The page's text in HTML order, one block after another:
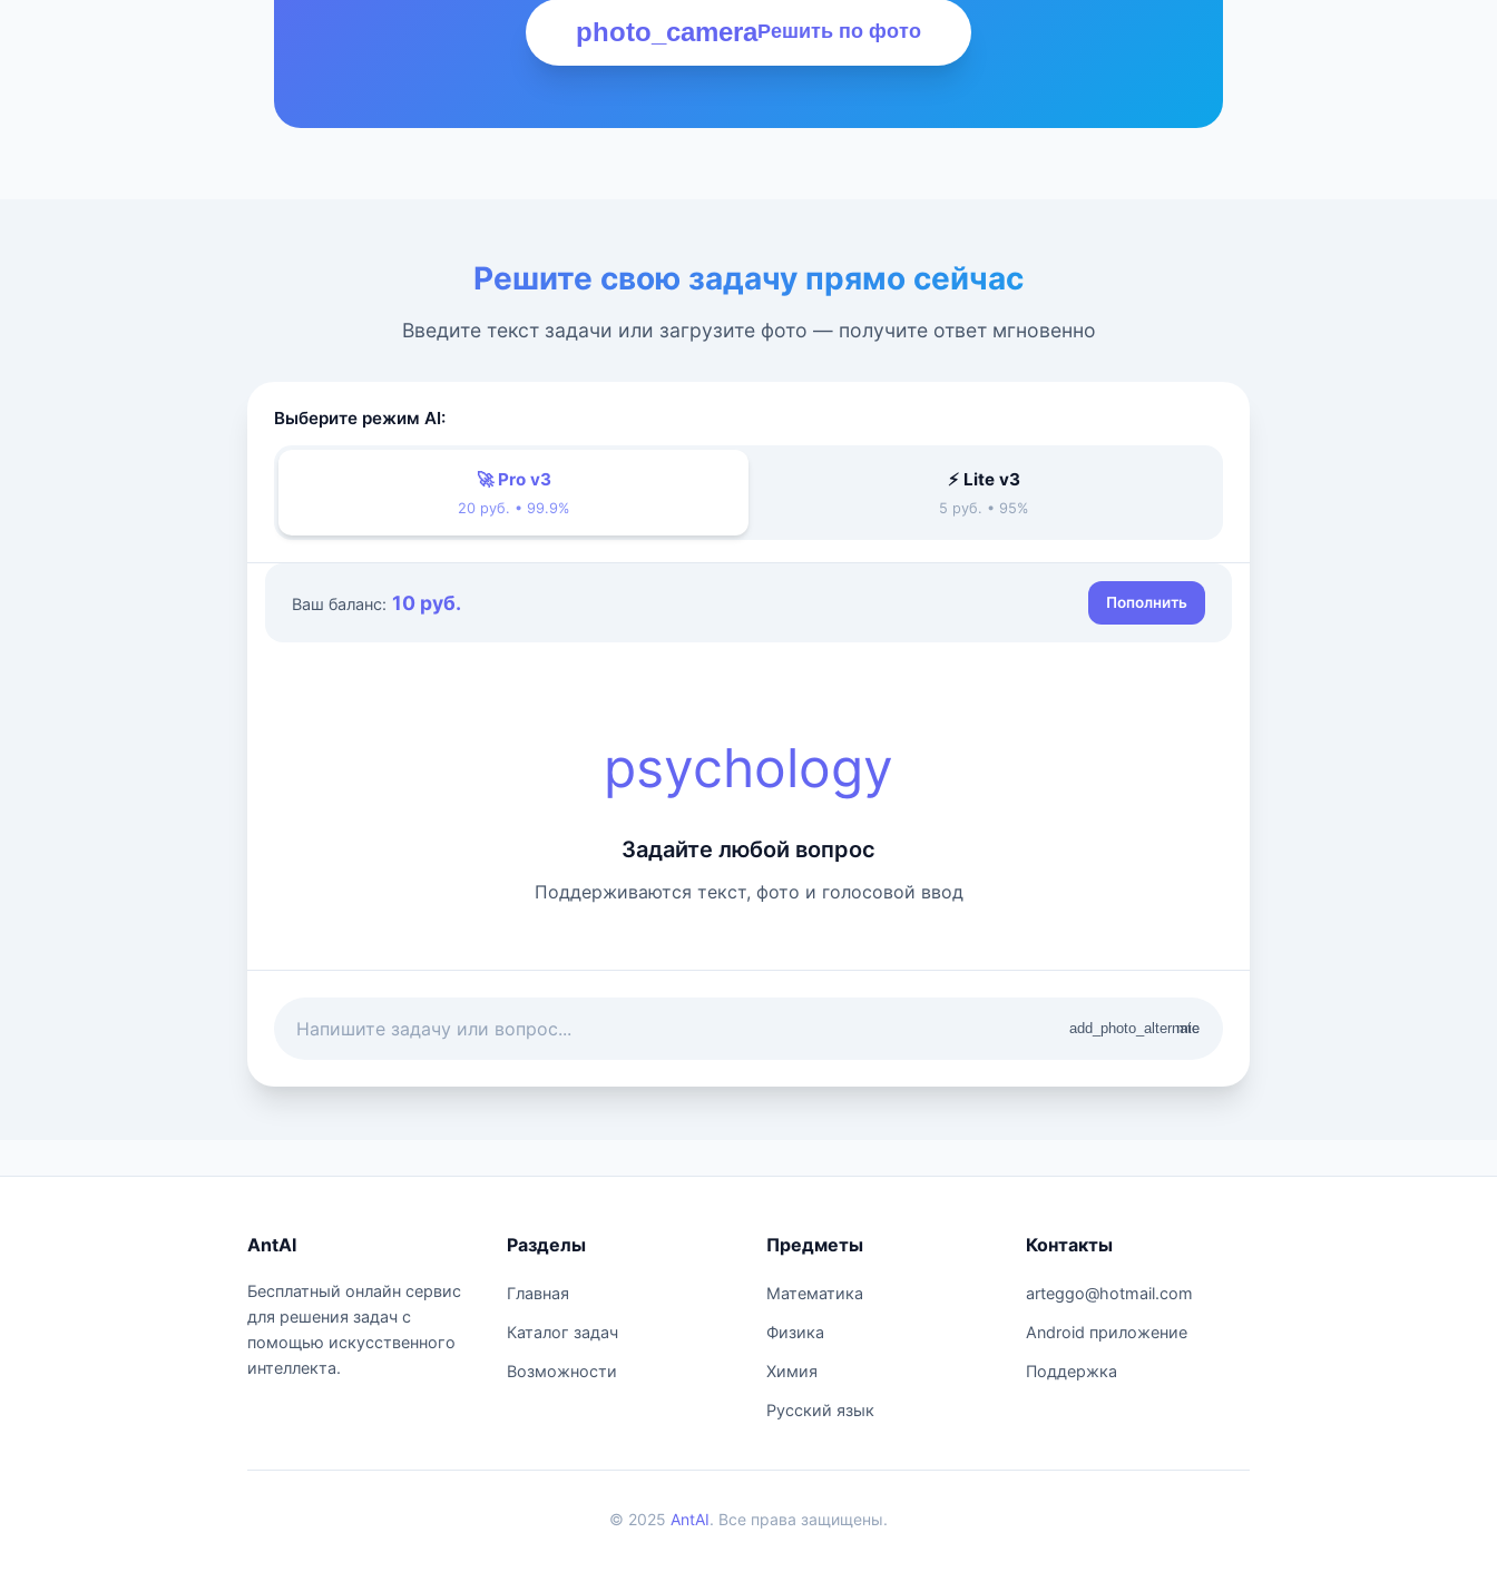
photo_cameraРешить по фото
Решите свою задачу прямо сейчас
Введите текст задачи или загрузите фото — получите ответ мгновенно
Выберите режим AI:
🚀 Pro v3
20 руб. • 99.9%
⚡ Lite v3
5 руб. • 95%
Ваш баланс: 10 руб. Пополнить
psychology
Задайте любой вопрос
Поддерживаются текст, фото и голосовой ввод
add_photo_alternate
mic
AntAI
Бесплатный онлайн сервис
для решения задач с
помощью искусственного
интеллекта.
Разделы
Главная
Каталог задач
Возможности
Предметы
Математика
Физика
Химия
Русский язык
Контакты
arteggo@hotmail.com
Android приложение
Поддержка
© 2025 AntAI. Все права защищены.